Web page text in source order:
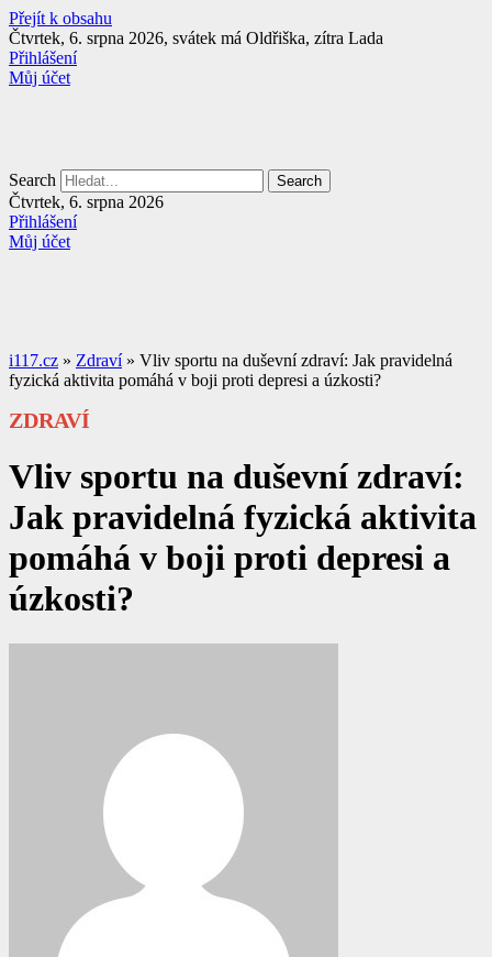
Přejít k obsahu
Čtvrtek, 6. srpna 2026, svátek má Oldřiška, zítra Lada
Přihlášení
Můj účet
Search Search
Čtvrtek, 6. srpna 2026
Přihlášení
Můj účet
i117.cz » Zdraví» Vliv sportu na duševní zdraví: Jak pravidelná
fyzická aktivita pomáhá v boji proti depresi a úzkosti?
ZDRAVÍ
Vliv sportu na duševní zdraví:
Jak pravidelná fyzická aktivita
pomáhá v boji proti depresi a
úzkosti?